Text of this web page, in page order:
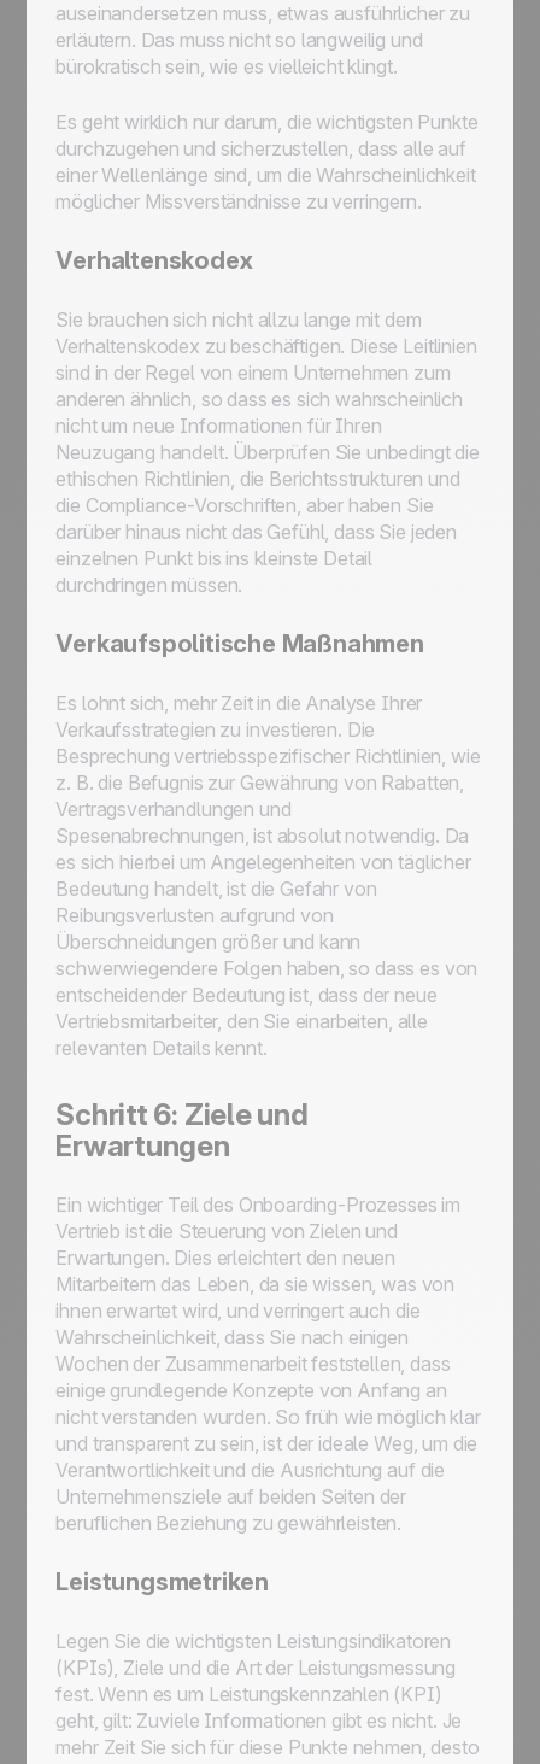
auseinandersetzen muss, etwas ausführlicher zu
erläutern. Das muss nicht so langweilig und
bürokratisch sein, wie es vielleicht klingt.
Es geht wirklich nur darum, die wichtigsten Punkte
durchzugehen und sicherzustellen, dass alle auf
einer Wellenlänge sind, um die Wahrscheinlichkeit
möglicher Missverständnisse zu verringern.
Verhaltenskodex
Sie brauchen sich nicht allzu lange mit dem
Verhaltenskodex zu beschäftigen. Diese Leitlinien
sind in der Regel von einem Unternehmen zum
anderen ähnlich, so dass es sich wahrscheinlich
nicht um neue Informationen für Ihren
Neuzugang handelt. Überprüfen Sie unbedingt die
ethischen Richtlinien, die Berichtsstrukturen und
die Compliance-Vorschriften, aber haben Sie
darüber hinaus nicht das Gefühl, dass Sie jeden
einzelnen Punkt bis ins kleinste Detail
durchdringen müssen.
Verkaufspolitische Maßnahmen
Es lohnt sich, mehr Zeit in die Analyse Ihrer
Verkaufsstrategien zu investieren. Die
Besprechung vertriebsspezifischer Richtlinien, wie
z. B. die Befugnis zur Gewährung von Rabatten,
Vertragsverhandlungen und
Spesenabrechnungen, ist absolut notwendig. Da
es sich hierbei um Angelegenheiten von täglicher
Bedeutung handelt, ist die Gefahr von
Reibungsverlusten aufgrund von
Überschneidungen größer und kann
schwerwiegendere Folgen haben, so dass es von
entscheidender Bedeutung ist, dass der neue
Vertriebsmitarbeiter, den Sie einarbeiten, alle
relevanten Details kennt.
Schritt 6: Ziele und
Erwartungen
Ein wichtiger Teil des Onboarding-Prozesses im
Vertrieb ist die Steuerung von Zielen und
Erwartungen. Dies erleichtert den neuen
Mitarbeitern das Leben, da sie wissen, was von
ihnen erwartet wird, und verringert auch die
Wahrscheinlichkeit, dass Sie nach einigen
Wochen der Zusammenarbeit feststellen, dass
einige grundlegende Konzepte von Anfang an
nicht verstanden wurden. So früh wie möglich klar
und transparent zu sein, ist der ideale Weg, um die
Verantwortlichkeit und die Ausrichtung auf die
Unternehmensziele auf beiden Seiten der
beruflichen Beziehung zu gewährleisten.
Leistungsmetriken
Legen Sie die wichtigsten Leistungsindikatoren
(KPIs), Ziele und die Art der Leistungsmessung
fest. Wenn es um Leistungskennzahlen (KPI)
geht, gilt: Zuviele Informationen gibt es nicht. Je
mehr Zeit Sie sich für diese Punkte nehmen, desto